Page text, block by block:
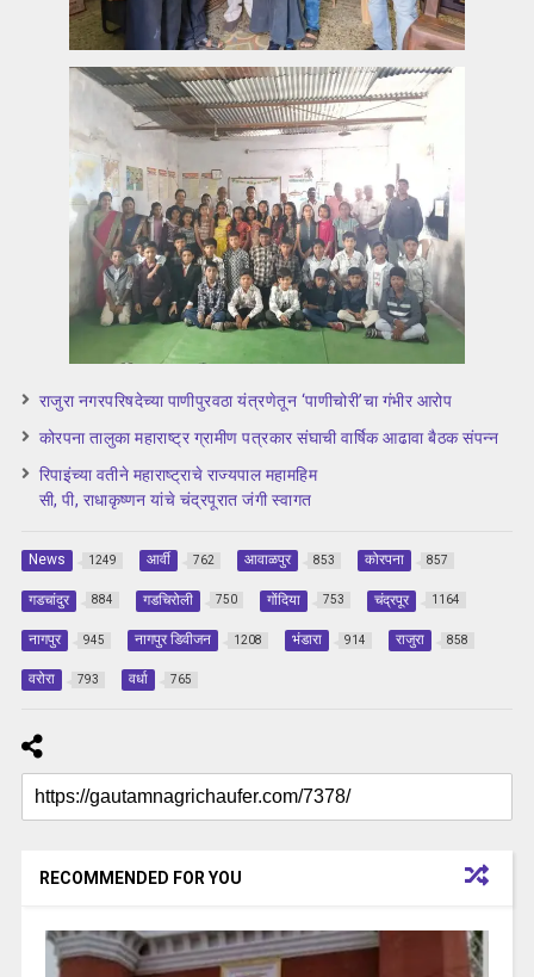
राजुरा नगरपरिषदेच्या पाणीपुरवठा यंत्रणेतून ‘पाणीचोरी’चा गंभीर आरोप
कोरपना तालुका महाराष्ट्र ग्रामीण पत्रकार संघाची वार्षिक आढावा बैठक संपन्न
रिपाइंच्या वतीने महाराष्ट्राचे राज्यपाल महामहिम
सी, पी, राधाकृष्णन यांचे चंद्रपूरात जंगी स्वागत
News 1249 आर्वी 762 आवाळपुर 853 कोरपना 857
गडचांदुर 884 गडचिरोली 750 गोंदिया 753 चंद्रपूर 1164
नागपुर 945 नागपुर डिवीजन 1208 भंडारा 914 राजुरा 858
वरोरा 793 वर्धा 765
RECOMMENDED FOR YOU